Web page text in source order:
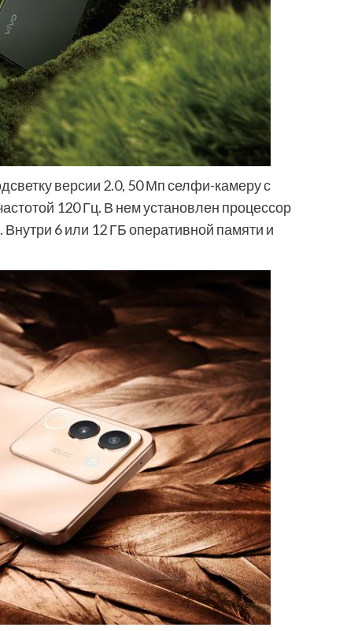
версии 2.0, 50 Мп селфи-камеру с
120 Гц. В нем установлен процессор
6 или 12 ГБ оперативной памяти и